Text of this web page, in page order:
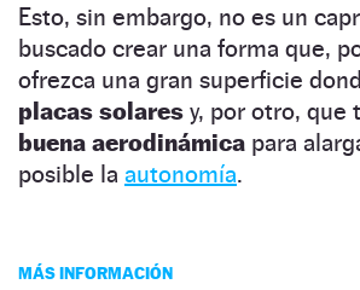
Esto, sin embargo, no es un
buscado crear una forma que,
ofrezca una gran superficie
placas solares y, por otro, que
buena aerodinámica para
posible la autonomía.
MÁS INFORMACIÓN